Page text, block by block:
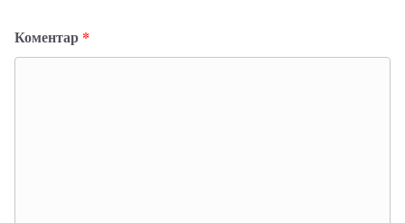
Коментар *